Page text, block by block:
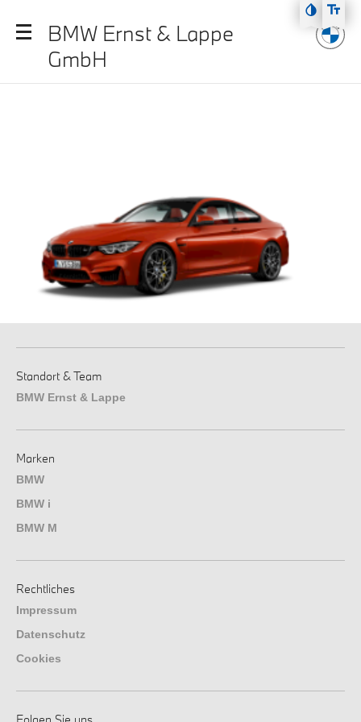
Zum Hauptmenü
Zum Inhalt
BMW Ernst & Lappe
GmbH
Standort & Team
BMW Ernst & Lappe
Marken
BMW
BMW i
BMW M
Rechtliches
Impressum
Datenschutz
Cookies
Folgen Sie uns